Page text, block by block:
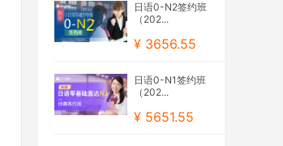
日语0-N2签约班
（202...
¥ 3656.55
日语0-N1签约班
（202...
¥ 5651.55